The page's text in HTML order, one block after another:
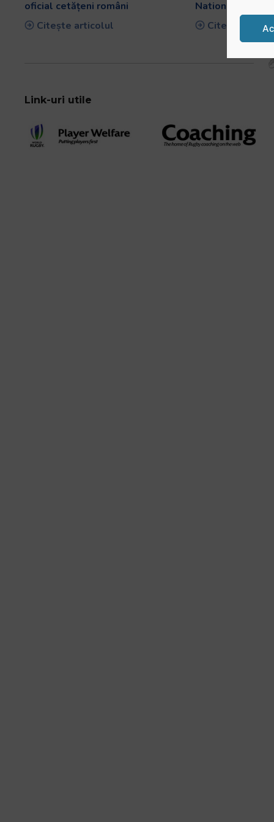
oficial cetățeni români
Citește articolul
Nations Cup
Citește
Link-uri utile